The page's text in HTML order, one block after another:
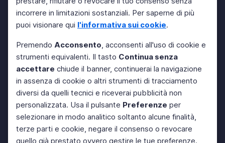
incorrere in limitazioni sostanziali. Per saperne di più
puoi visionare qui l'informativa sui cookie.
Premendo Acconsento, acconsenti all'uso di cookie e
strumenti equivalenti. Il tasto Continua senza
accettare chiude il banner, continuerai la navigazione
in assenza di cookie o altri strumenti di tracciamento
diversi da quelli tecnici e riceverai pubblicità non
personalizzata. Usa il pulsante Preferenze per
selezionare in modo analitico soltanto alcune finalità,
terze parti e cookie, negare il consenso o revocare
quello già prestato ovvero gestire le tue preferenze.